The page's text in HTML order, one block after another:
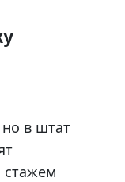
в штат
стажем